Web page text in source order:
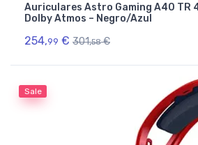
Auriculares Astro Gaming A40 TR
Dolby Atmos – Negro/Azul
254,99 € 301,58 €
Sale